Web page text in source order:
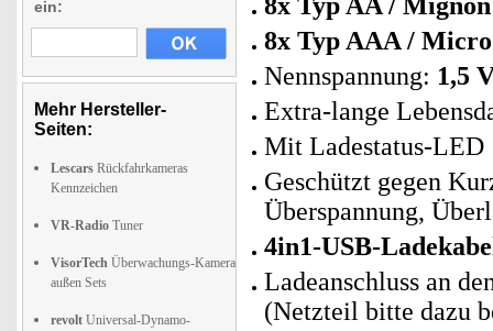
ein:
Mehr Hersteller-
Seiten:
Lescars Rückfahrkameras
Kennzeichen
VR-Radio Tuner
VisorTech Überwachungs-Kamera
außen Sets
revolt Universal-Dynamo-
8x Typ AAA /
Nennspannung: 1,5
Extra-lange
Mit Ladestatus-LED
Geschützt gegen
Überspannung,
4in1-USB-
Ladeanschluss an
(Netzteil bitte dazu